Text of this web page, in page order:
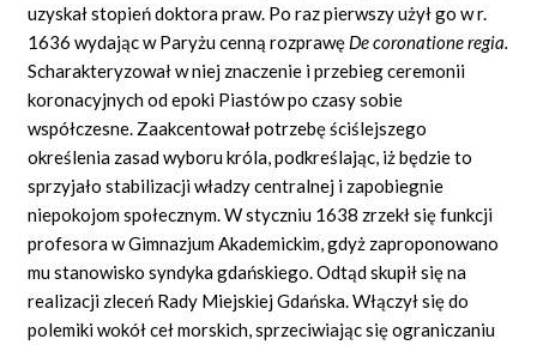
uzyskał stopień doktora praw. Po raz pierwszy użył go w r.
1636 wydając w Paryżu cenną rozprawę De coronationeregia.
Scharakteryzował w niej znaczenie i przebieg ceremonii
koronacyjnych od epoki Piastów po czasy sobie
współczesne. Zaakcentował potrzebę ściślejszego
określenia zasad wyboru króla, podkreślając, iż będzie to
sprzyjało stabilizacji władzy centralnej i zapobiegnie
niepokojom społecznym. W styczniu 1638 zrzekł się funkcji
profesora w Gimnazjum Akademickim, gdyż zaproponowano
mu stanowisko syndyka gdańskiego. Odtąd skupił się na
realizacji zleceń Rady Miejskiej Gdańska. Włączył się do
polemiki wokół ceł morskich, sprzeciwiając się ograniczaniu